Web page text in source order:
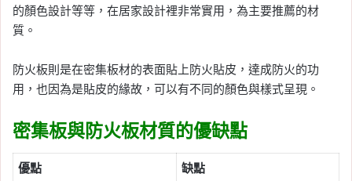
的顏色設計等等，在居家設計裡非常實用，為主要推薦的材
質。
防火板則是在密集板材的表面貼上防火貼皮，達成防火的功
用，也因為是貼皮的緣故，可以有不同的顏色與樣式呈現。
密集板與防火板材質的優缺點
優點
缺點